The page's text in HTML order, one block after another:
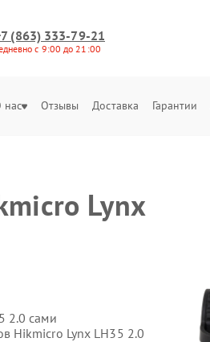
(863) 333-79-21
с 9:00 до 21:00
нас Отзывы Доставка Гарантии
Lynx
2.0 сами
Hikmicro Lynx LH35 2.0